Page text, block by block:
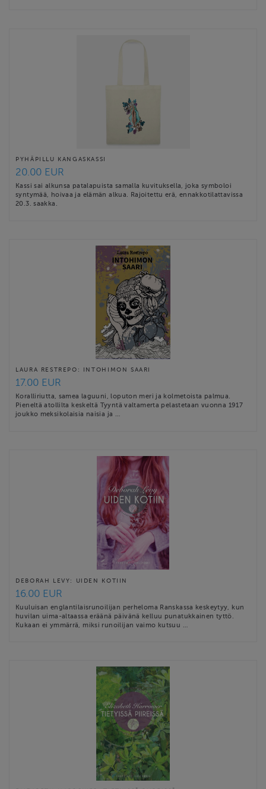
PYHÄPILLU KANGASKASSI
20.00 EUR
Kassi sai alkunsa patalapuista samalla kuvituksella, joka symboloi
syntymää, hoivaa ja elämän alkua. Rajoitettu erä, ennakkotilattavissa
20.3. saakka.
LAURA RESTREPO: INTOHIMON SAARI
17.00 EUR
Koralliriutta, samea laguuni, loputon meri ja kolmetoista palmua.
Pieneltä atollilta keskeltä Tyyntä valtamerta pelastetaan vuonna 1917
joukko meksikolaisia naisia ja …
DEBORAH LEVY: UIDEN KOTIIN
16.00 EUR
Kuuluisan englantilaisrunoilijan perheloma Ranskassa keskeytyy, kun
huvilan uima-altaassa eräänä päivänä kelluu punatukkainen tyttö.
Kukaan ei ymmärrä, miksi runoilijan vaimo kutsuu …